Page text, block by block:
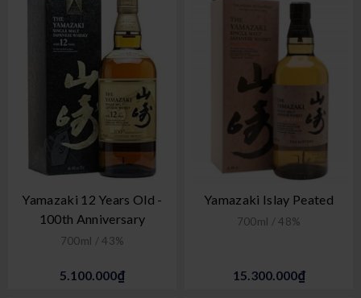
Yamazaki 12 Years Old -
100th Anniversary
700ml / 43%
5.100.000₫
Yamazaki Islay Peated
700ml / 48%
15.300.000₫